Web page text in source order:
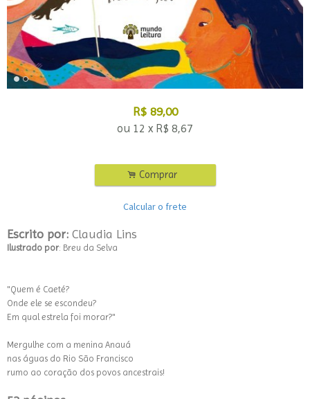
R$ 89,00
ou 12 x R$ 8,67
. Comprar
Calcular o frete
Escrito por: Claudia Lins
Ilustrado por: Breu da Selva
"Quem é Caeté?
Onde ele se escondeu?
Em qual estrela foi morar?"
Mergulhe com a menina Anauá
nas águas do Rio São Francisco
rumo ao coração dos povos ancestrais!